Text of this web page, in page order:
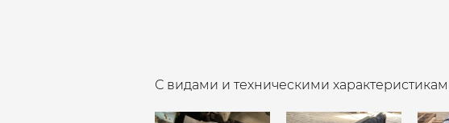
С видами и техническими